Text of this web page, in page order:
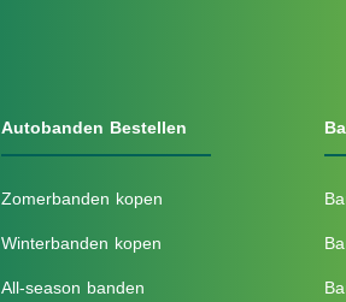
Autobanden Bestellen
Zomerbanden kopen
Winterbanden kopen
All-season banden